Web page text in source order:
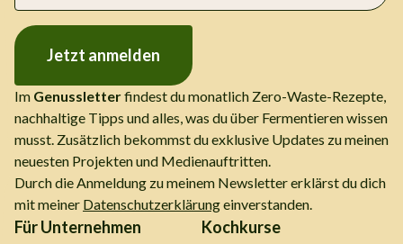
Jetzt anmelden
Im Genussletterfindest du monatlich Zero-Waste-Rezepte,
nachhaltige Tipps und alles, was du über Fermentieren wissen
musst. Zusätzlich bekommst du exklusive Updates zu meinen
neuesten Projekten und Medienauftritten.
Durch die Anmeldung zu meinem Newsletter erklärst du dich
mit meiner Datenschutzerklärungeinverstanden.
Für Unternehmen
Kochkurse